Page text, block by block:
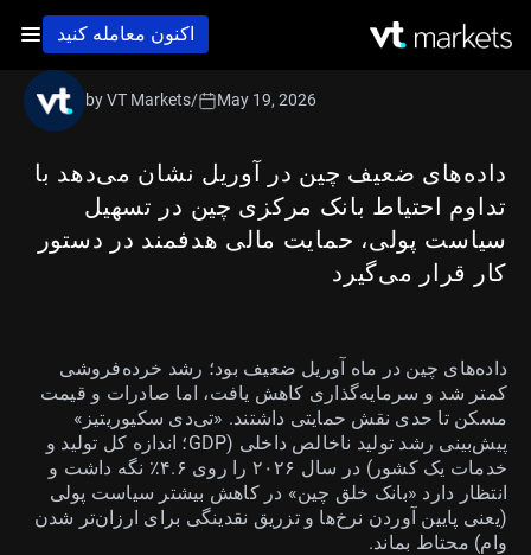
اکنون معامله کنید
داده‌های ضعیف چین در آوریل نشان می‌دهد با
تداوم احتیاط بانک مرکزی چین در تسهیل
سیاست پولی، حمایت مالی هدفمند در دستور
کار قرار می‌گیرد
by VT Markets/ May 19, 2026
داده‌های چین در ماه آوریل ضعیف بود؛ رشد خرده‌فروشی
کمتر شد و سرمایه‌گذاری کاهش یافت، اما صادرات و قیمت
مسکن تا حدی نقش حمایتی داشتند. «تی‌دی سکیوریتیز»
پیش‌بینی رشد تولید ناخالص داخلی (GDP؛ اندازه کل تولید و
خدمات یک کشور) در سال ۲۰۲۶ را روی ۴.۶٪ نگه داشت و
انتظار دارد «بانک خلق چین» در کاهش بیشتر سیاست پولی
(یعنی پایین آوردن نرخ‌ها و تزریق نقدینگی برای ارزان‌تر شدن
وام) محتاط بماند.